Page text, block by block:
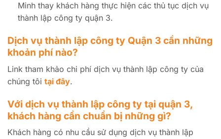
Minh thay khách hàng thực hiện các thủ tục dịch vụ
thành lập công ty quận 3.
Dịch vụ thành lập công ty Quận 3 cần những
khoản phí nào?
Link tham khảo chi phí dịch vụ thành lập công ty của
chúng tôi tại đây.
Với dịch vụ thành lập công ty tại quận 3,
khách hàng cần chuẩn bị những gì?
Khách hàng có nhu cầu sử dụng dịch vụ thành lập